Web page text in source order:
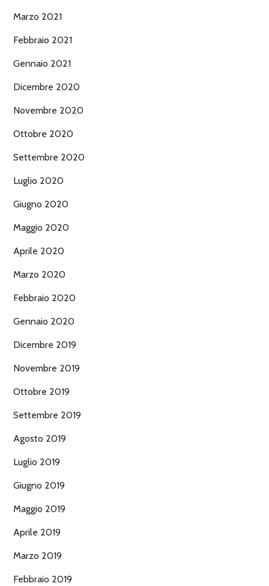
Marzo 2021
Febbraio 2021
Gennaio 2021
Dicembre 2020
Novembre 2020
Ottobre 2020
Settembre 2020
Luglio 2020
Giugno 2020
Maggio 2020
Aprile 2020
Marzo 2020
Febbraio 2020
Gennaio 2020
Dicembre 2019
Novembre 2019
Ottobre 2019
Settembre 2019
Agosto 2019
Luglio 2019
Giugno 2019
Maggio 2019
Aprile 2019
Marzo 2019
Febbraio 2019